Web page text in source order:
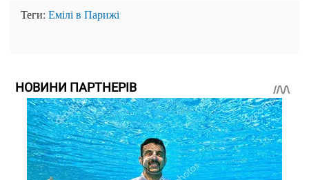
Теги: Емілі в Парижі
НОВИНИ ПАРТНЕРІВ